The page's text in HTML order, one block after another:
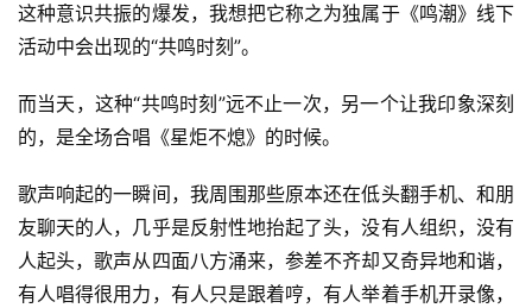
手
游
戏
单
机
游
戏
这种意识共振的爆发，我想把它称之为独属于《鸣潮》线下
活动中会出现的“共鸣时刻”。
而当天，这种“共鸣时刻”远不止一次，另一个让我印象深刻
的，是全场合唱《星炬不熄》的时候。
歌声响起的一瞬间，我周围那些原本还在低头翻手机、和朋
友聊天的人，几乎是反射性地抬起了头，没有人组织，没有
人起头，歌声从四面八方涌来，参差不齐却又奇异地和谐，
有人唱得很用力，有人只是跟着哼，有人举着手机开录像，